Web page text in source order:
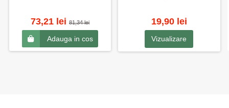
73,21 lei 81,34 lei
Adauga in cos
19,90 lei
Vizualizare